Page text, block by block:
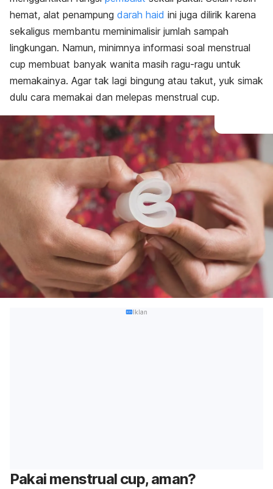
hemat, alat penampung darah haid ini juga dilirik karena
sekaligus membantu meminimalisir jumlah sampah
lingkungan. Namun, minimnya informasi soal menstrual
cup membuat banyak wanita masih ragu-ragu untuk
memakainya. Agar tak lagi bingung atau takut, yuk simak
dulu cara memakai dan melepas menstrual cup.
Iklan
Pakai menstrual cup, aman?